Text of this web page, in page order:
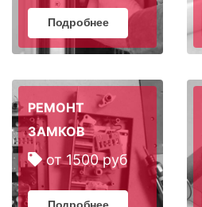
Подробнее
РЕМОНТ
ЗАМКОВ
от 1500 руб